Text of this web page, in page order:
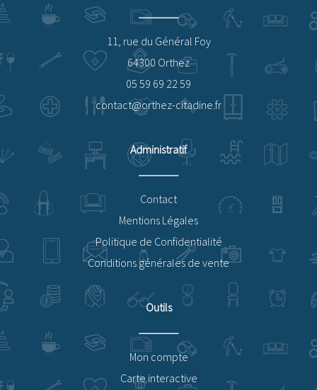
11, rue du Général Foy
64300 Orthez
05 59 69 22 59
contact@orthez-citadine.fr
Administratif
Contact
Mentions Légales
Politique de Confidentialité
Conditions générales de vente
Outils
Mon compte
Carte interactive